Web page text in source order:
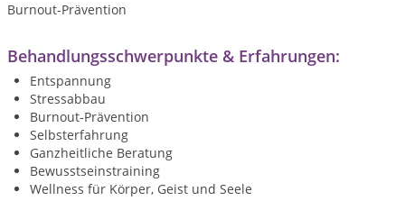
Burnout-Prävention
Behandlungsschwerpunkte & Erfahrungen:
Entspannung
Stressabbau
Burnout-Prävention
Selbsterfahrung
Ganzheitliche Beratung
Bewusstseinstraining
Wellness für Körper, Geist und Seele